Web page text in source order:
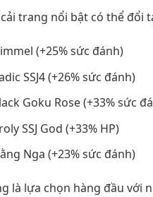
trang nổi bật có thể đổi
(+25% sức đánh)
SSJ4 (+26% sức đánh)
Goku Rose (+33% sức
SSJ God (+33% HP)
Nga (+23% sức đánh)
là lựa chọn hàng đầu với